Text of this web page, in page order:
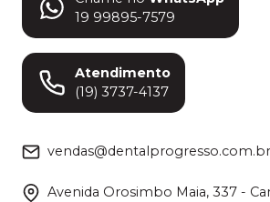
19 99895-7579
Atendimento
(19) 3737-4137
vendas@dentalprogresso.com.br
Avenida Orosimbo Maia, 337 -